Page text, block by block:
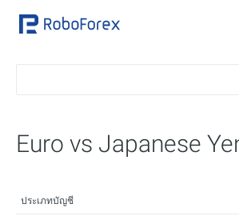
Euro vs Japanese
ประเภทบัญชี